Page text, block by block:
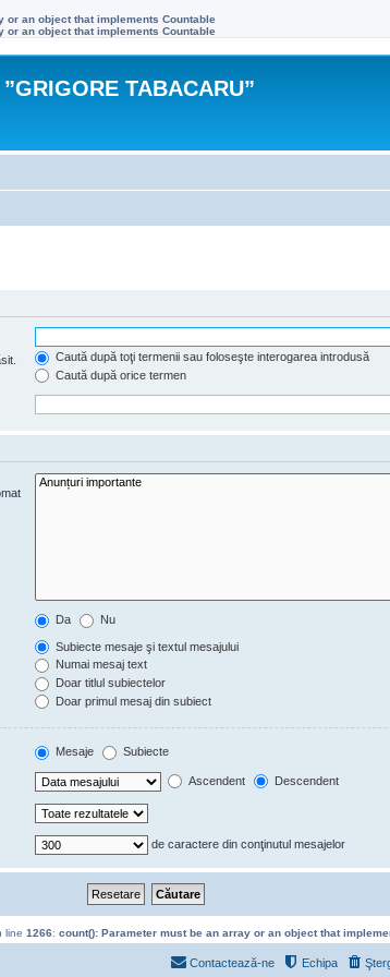
or an object that implements Countable
or an object that implements Countable
TABACARU”
Caută după toţi termenii sau foloseşte interogarea introdusă
Caută după orice termen
Da Nu
Subiecte mesaje şi textul mesajului
Numai mesaj text
Doar titlul subiectelor
Doar primul mesaj din subiect
Mesaje Subiecte
Ascendent Descendent
de caractere din conţinutul mesajelor
line 1266: count(): Parameter must be an array or an object that
Echipa
Contactează-ne